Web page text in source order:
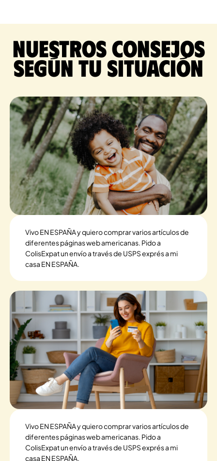
Nuestros consejos
según tu situación
Vivo EN ESPAÑA y quiero comprar varios artículos de
diferentes páginas web americanas. Pido a
ColisExpat un envío a través de USPS exprés a mi
casa EN ESPAÑA.
Vivo EN ESPAÑA y quiero comprar varios artículos de
diferentes páginas web americanas. Pido a
ColisExpat un envío a través de USPS exprés a mi
casa EN ESPAÑA.